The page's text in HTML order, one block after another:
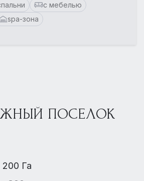
с мебелью
spa-зона
ПОСЕЛОК
200 Га